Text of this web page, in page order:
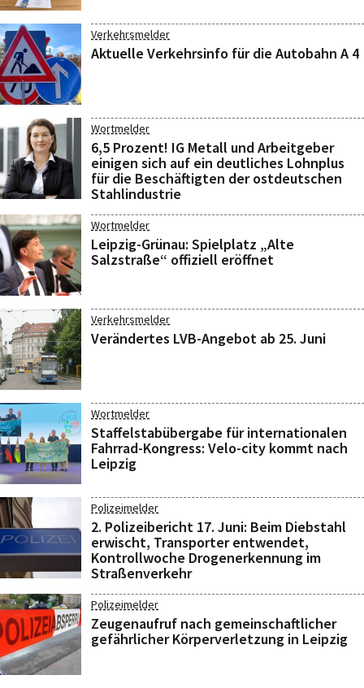
Verkehrsmelder
Aktuelle Verkehrsinfo für die Autobahn A 4
Wortmelder
6,5 Prozent! IG Metall und Arbeitgeber
einigen sich auf ein deutliches Lohnplus
für die Beschäftigten der ostdeutschen
Stahlindustrie
Wortmelder
Leipzig-Grünau: Spielplatz „Alte
Salzstraße“ offiziell eröffnet
Verkehrsmelder
Verändertes LVB-Angebot ab 25. Juni
Wortmelder
Staffelstabübergabe für internationalen
Fahrrad-Kongress: Velo-city kommt nach
Leipzig
Polizeimelder
2. Polizeibericht 17. Juni: Beim Diebstahl
erwischt, Transporter entwendet,
Kontrollwoche Drogenerkennung im
Straßenverkehr
Polizeimelder
Zeugenaufruf nach gemeinschaftlicher
gefährlicher Körperverletzung in Leipzig